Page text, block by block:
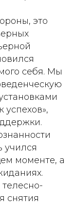
это
себя. Мы
успехов»,
учился
моменте, а
снятия